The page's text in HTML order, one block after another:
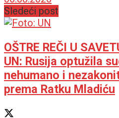
Sledeći post
OŠTRE REČI U
UN: Rusija optužila
nehumano i
prema Ratku Mladiću